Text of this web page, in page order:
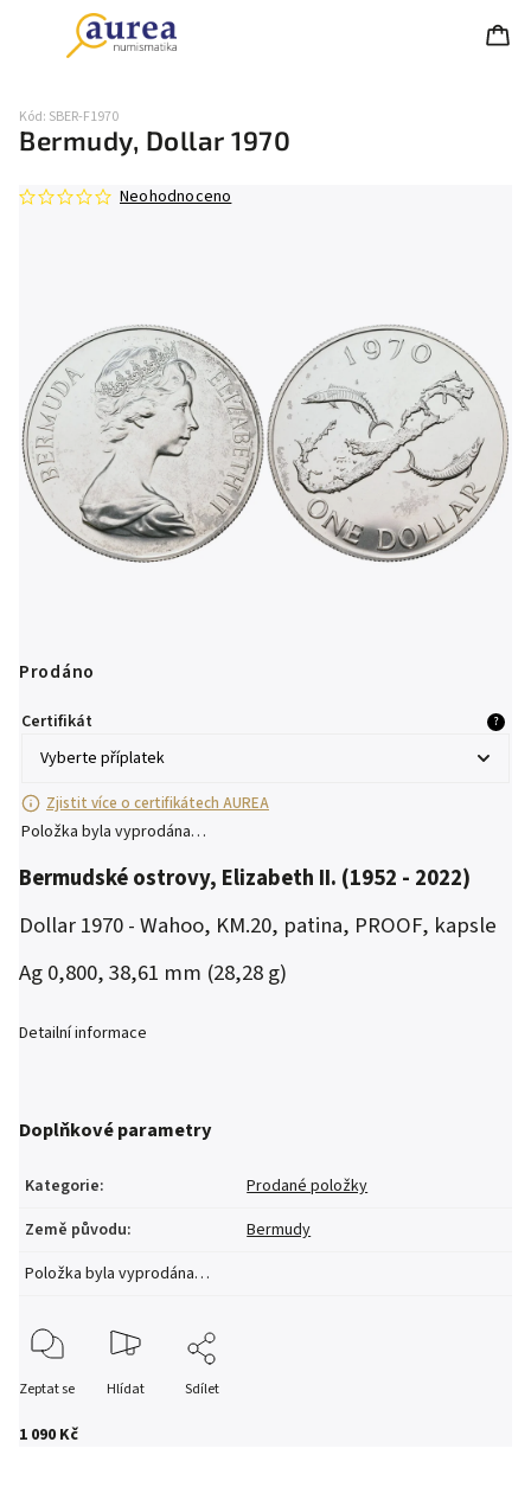
Bermudy, Dollar 1970
Kód: SBER-F1970
Neohodnoceno
1 090 Kč
Prodáno
Certifikát ?
Zjistit více o certifikátech AUREA
Položka byla vyprodána…
Bermudské ostrovy, Elizabeth II. (1952 - 2022)
Dollar 1970 - Wahoo, KM.20, patina, PROOF, kapsle
Ag 0,800, 38,61 mm (28,28 g)
Detailní informace
Doplňkové parametry
Kategorie:
Prodané položky
Země původu:
Bermudy
Položka byla vyprodána…
Zeptat se Hlídat Sdílet